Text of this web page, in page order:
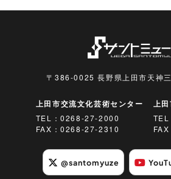
〒386-0025 長野県上田市天神
上田市交流文化芸術センター
TEL：0268-27-2000
FAX：0268-27-2310
上
TEL
@santomyuze